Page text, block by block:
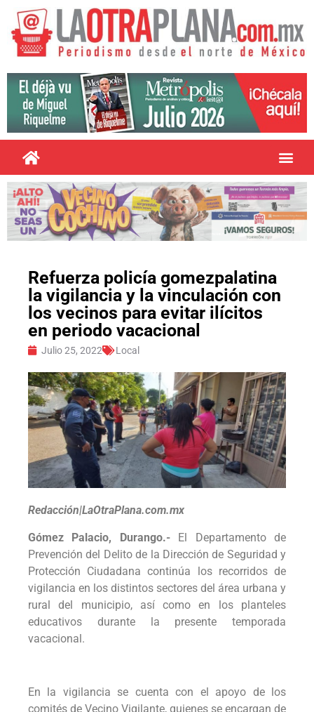
Refuerza policía gomezpalatina
la vigilancia y la vinculación con
los vecinos para evitar ilícitos
en periodo vacacional
Julio 25, 2022 Local
Redacción|LaOtraPlana.com.mx
Gómez Palacio, Durango.-El Departamento de
Prevención del Delito de la Dirección de Seguridad y
Protección Ciudadana continúa los recorridos de
vigilancia en los distintos sectores del área urbana y
rural del municipio, así como en los planteles
educativos durante la presente temporada
vacacional.
En la vigilancia se cuenta con el apoyo de los
comités de Vecino Vigilante, quienes se encargan de